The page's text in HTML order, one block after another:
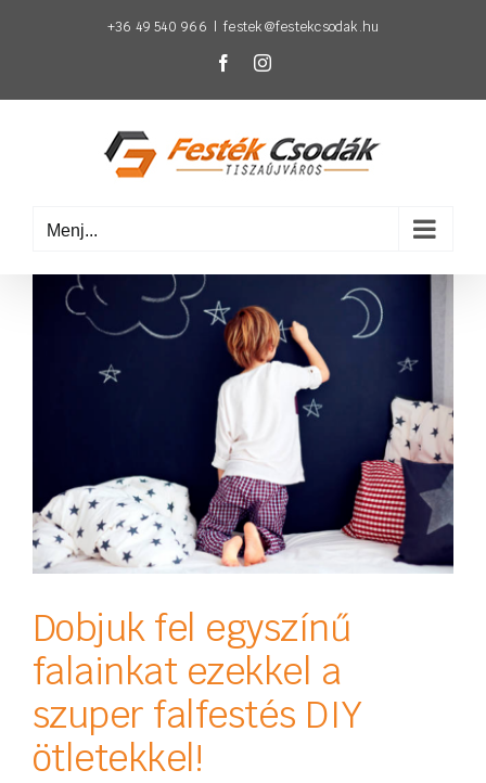
+36 49 540 966 festek@festekcsodak.hu
FacebookInstagram
Menj...
Dobjuk fel egyszínű
falainkat ezekkel a
szuper falfestés DIY
ötletekkel!